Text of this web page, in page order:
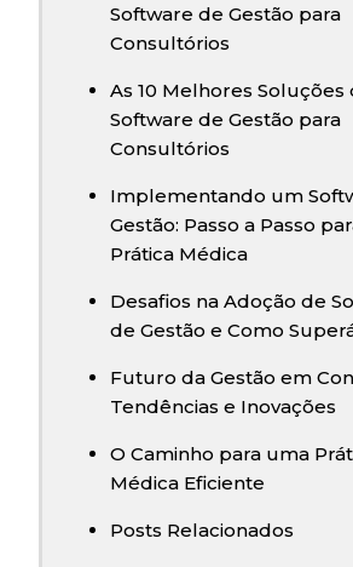
Software de Gestão para
Consultórios
As 10 Melhores Soluções
Software de Gestão para
Consultórios
Implementando um
Gestão: Passo a Passo
Prática Médica
Desafios na Adoção de
de Gestão e Como
Futuro da Gestão em
Tendências e Inovações
O Caminho para uma
Médica Eficiente
Posts Relacionados